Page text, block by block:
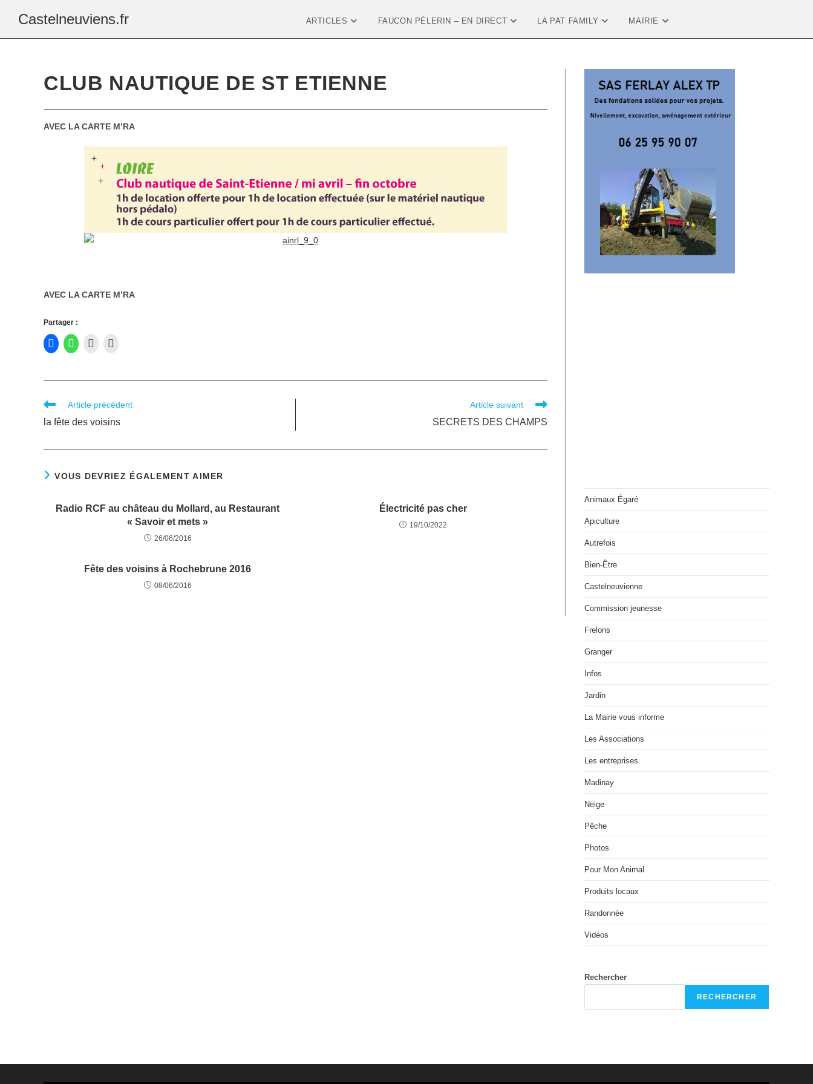
Castelneuviens.fr ARTICLES FAUCON PÈLERIN – EN DIRECT LA PAT FAMILY MAIRIE
CLUB NAUTIQUE DE ST ETIENNE
AVEC LA CARTE M’RA
AVEC LA CARTE M’RA
Partager :
Article précédent
la fête des voisins
Article suivant
SECRETS DES CHAMPS
VOUS DEVRIEZ ÉGALEMENT AIMER
Radio RCF au château du Mollard, au Restaurant
« Savoir et mets »
26/06/2016
Électricité pas cher
19/10/2022
Fête des voisins à Rochebrune 2016
08/06/2016
Animaux Égaré
Apiculture
Autrefois
Bien-Être
Castelneuvienne
Commission jeunesse
Frelons
Granger
Infos
Jardin
La Mairie vous informe
Les Associations
Les entreprises
Madinay
Neige
Pêche
Photos
Pour Mon Animal
Produits locaux
Randonnée
Vidéos
Rechercher
RECHERCHER